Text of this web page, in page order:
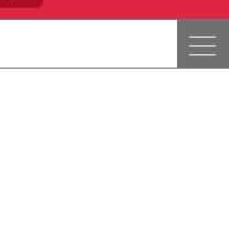
RIGHTS RESERVED.